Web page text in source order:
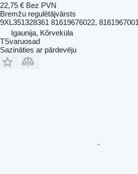
22,75 € Bez PVN
Bremžu regulētājvārsts
9XL351328361 81619676022,
Igaunija, Kõrveküla
TSvaruosad
Sazināties ar pārdevēju